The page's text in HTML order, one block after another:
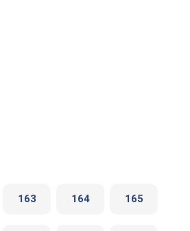
163 164 165